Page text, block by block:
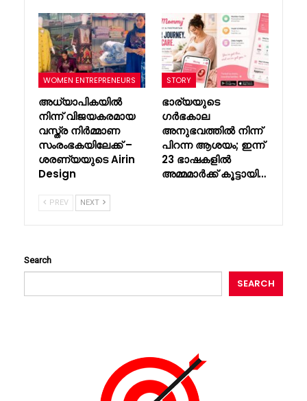
WOMEN ENTREPRENEURS
അധ്യാപികയിൽ
നിന്ന് വിജയകരമായ
വസ്ത്ര നിർമ്മാണ
സംരംഭകയിലേക്ക് –
ശരണ്യയുടെ Airin
Design
STORY
ഭാര്യയുടെ
ഗർഭകാല
അനുഭവത്തിൽ നിന്ന്
പിറന്ന ആശയം; ഇന്ന്
23 ഭാഷകളിൽ
അമ്മമാർക്ക് കൂട്ടായി…
PREV NEXT
Search
SEARCH